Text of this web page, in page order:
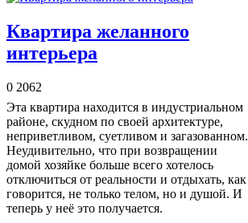
Квартира желанного
интерьера
0 2062
Эта квартира находится в индустриальном
районе, скудном по своей архитектуре,
неприветливом, суетливом и загазованном.
Неудивительно, что при возвращении
домой хозяйке больше всего хотелось
отключиться от реальности и отдыхать, как
говорится, не только телом, но и душой. И
теперь у неё это получается.